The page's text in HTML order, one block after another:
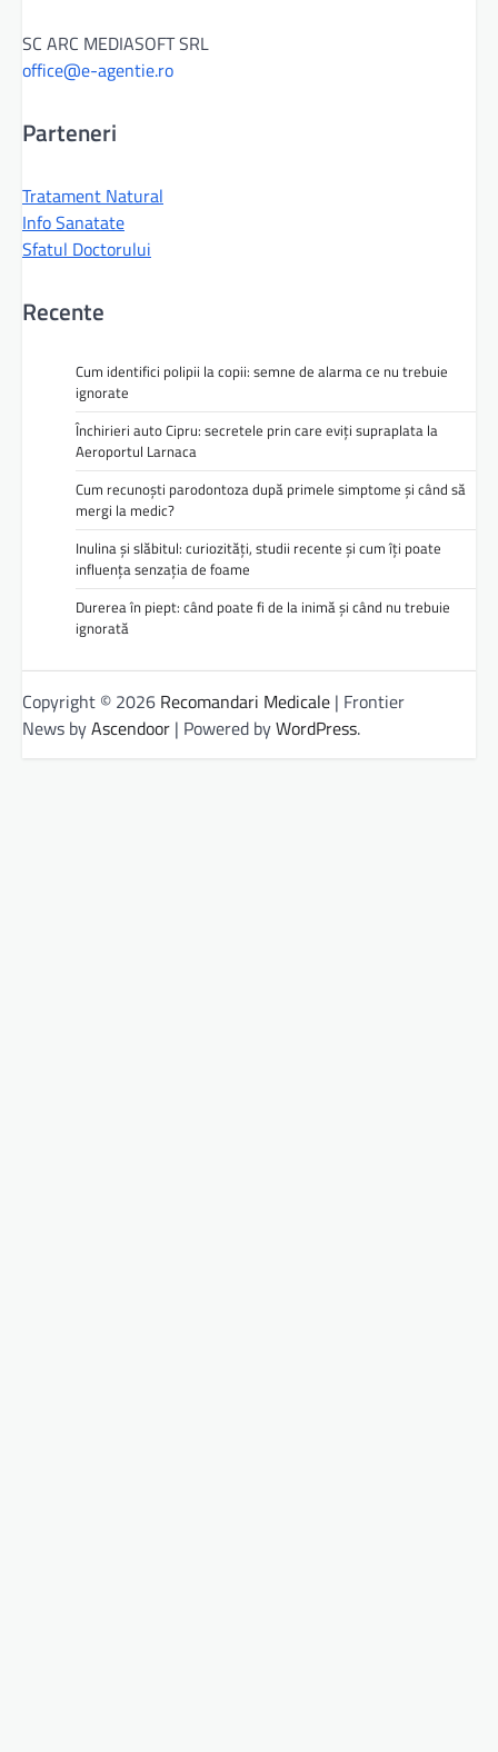
SC ARC MEDIASOFT SRL
office@e-agentie.ro
Parteneri
Tratament Natural
Info Sanatate
Sfatul Doctorului
Recente
Cum identifici polipii la copii: semne de alarma ce nu trebuie
ignorate
Închirieri auto Cipru: secretele prin care eviți supraplata la
Aeroportul Larnaca
Cum recunoști parodontoza după primele simptome și când să
mergi la medic?
Inulina și slăbitul: curiozități, studii recente și cum îți poate
influența senzația de foame
Durerea în piept: când poate fi de la inimă și când nu trebuie
ignorată
Copyright © 2026 Recomandari Medicale | Frontier
News byAscendoor | Powered byWordPress.